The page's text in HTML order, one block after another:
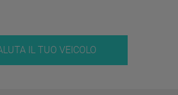
IL TUO VEICOLO